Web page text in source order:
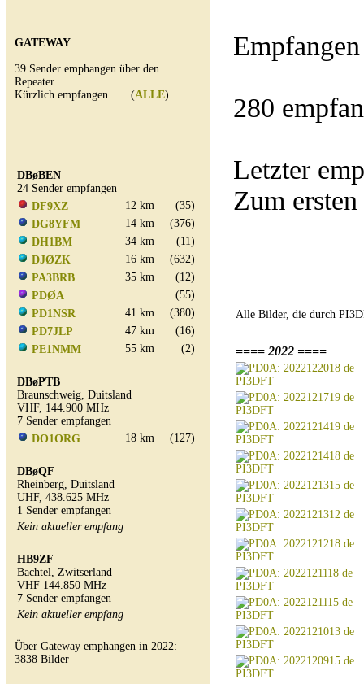
GATEWAY
39 Sender emphangen über den
Repeater
Kürzlich empfangen (ALLE)
DBøBEN
24 Sender empfangen
DF9XZ
12 km
(35)
DG8YFM
14 km
(376)
DH1BM
34 km
(11)
DJØZK
16 km
(632)
PA3BRB
35 km
(12)
PDØA
(55)
PD1NSR
41 km
(380)
PD7JLP
47 km
(16)
PE1NMM
55 km (2)
DBøPTB
Braunschweig, Duitsland
VHF, 144.900 MHz
7 Sender empfangen
DO1ORG
18 km (127)
DBøQF
Rheinberg, Duitsland
UHF, 438.625 MHz
1 Sender empfangen
Kein aktueller empfang
HB9ZF
Bachtel, Zwitserland
VHF 144.850 MHz
7 Sender empfangen
Kein aktueller empfang
Über Gateway emphangen in 2022:
3838 Bilder
280
Letzter
Zum
Alle Bilder, die durch
==== 2022 ====